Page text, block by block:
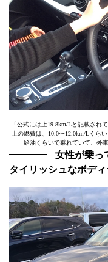
「公式には上19.8km/Lと記載され
上の燃費は、10.0〜12.0km/Lくら
給油くらいで乗れていて、外
女性が乗っ
タイリッシュなボデ